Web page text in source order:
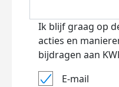
Ik blijf graag op
acties en
bijdragen aan
E-mail